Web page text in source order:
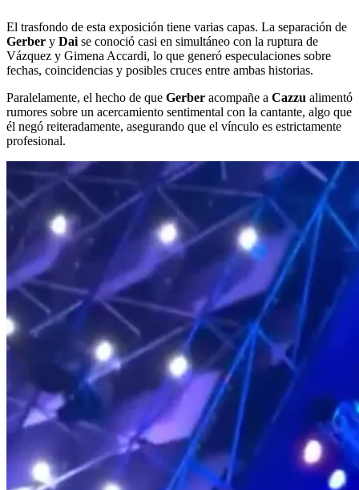
El trasfondo de esta exposición tiene varias capas. La separación de
Gerber y Dai se conoció casi en simultáneo con la ruptura de
Vázquez y Gimena Accardi, lo que generó especulaciones sobre
fechas, coincidencias y posibles cruces entre ambas historias.
Paralelamente, el hecho de que Gerber acompañe a Cazzu alimentó
rumores sobre un acercamiento sentimental con la cantante, algo que
él negó reiteradamente, asegurando que el vínculo es estrictamente
profesional.